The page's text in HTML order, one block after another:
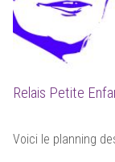
Relais Petite
Voici le planning